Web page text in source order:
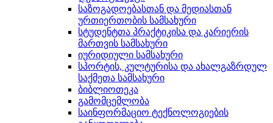
საზოგადოებასთან და მედიასთან
ურთიერთობის სამსახური
სტუდენტთა პრაქტიკისა და კარიერის
მართვის სამსახური
იურიდიული სამსახური
სპორტის, კულტურისა და ახალგაზრდულ
საქმეთა სამსახური
ბიბლიოთეკა
გამომცემლობა
საინფორმაციო ტექნოლოგიების